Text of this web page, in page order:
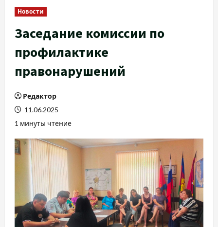
Новости
Заседание комиссии по
профилактике
правонарушений
Редактор
11.06.2025
1 минуты чтение